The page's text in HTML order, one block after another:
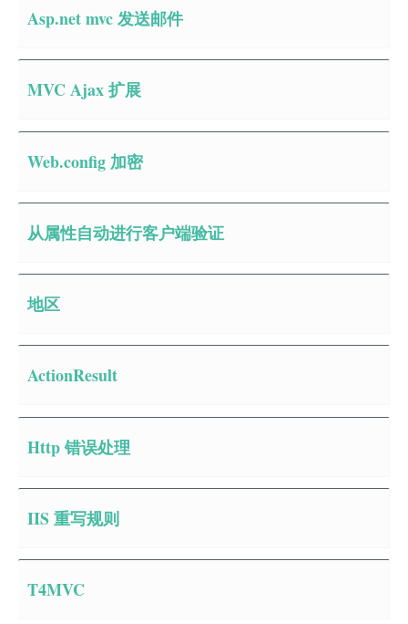
Asp.net mvc 发送邮件
MVC Ajax 扩展
Web.config 加密
从属性自动进行客户端验证
地区
ActionResult
Http 错误处理
IIS 重写规则
T4MVC